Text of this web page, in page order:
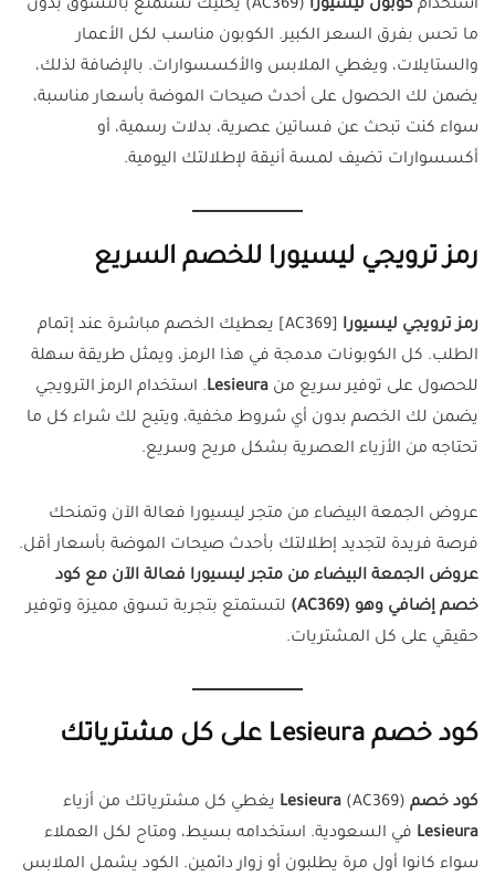
استخدام كوبون ليسيورا
(AC369) يخليك تستمتع بالتسوق بدون
ما تحس بفرق السعر الكبير. الكوبون مناسب لكل الأعمار
والستايلات، ويغطي الملابس والأكسسوارات. بالإضافة لذلك،
يضمن لك الحصول على أحدث صيحات الموضة بأسعار مناسبة،
سواء كنت تبحث عن فساتين عصرية، بدلات رسمية، أو
أكسسوارات تضيف لمسة أنيقة لإطلالتك اليومية.
رمز ترويجي ليسيورا للخصم السريع
رمز ترويجي ليسيورا
[AC369] يعطيك الخصم مباشرة عند إتمام
الطلب. كل الكوبونات مدمجة في هذا الرمز، ويمثل طريقة سهلة
للحصول على توفير سريع من Lesieura. استخدام الرمز الترويجي
يضمن لك الخصم بدون أي شروط مخفية، ويتيح لك شراء كل ما
تحتاجه من الأزياء العصرية بشكل مريح وسريع.
عروض الجمعة البيضاء من متجر ليسيورا فعالة الآن وتمنحك
فرصة فريدة لتجديد إطلالتك بأحدث صيحات الموضة بأسعار أقل.
عروض الجمعة البيضاء من متجر ليسيورا فعالة الآن مع كود
خصم إضافي وهو (AC369)
لتستمتع بتجربة تسوق مميزة وتوفير
حقيقي على كل المشتريات.
كود خصم Lesieura على كل مشترياتك
كود خصم Lesieura (AC369) يغطي كل مشترياتك من أزياء
Lesieura في السعودية. استخدامه بسيط، ومتاح لكل العملاء
سواء كانوا أول مرة يطلبون أو زوار دائمين. الكود يشمل الملابس